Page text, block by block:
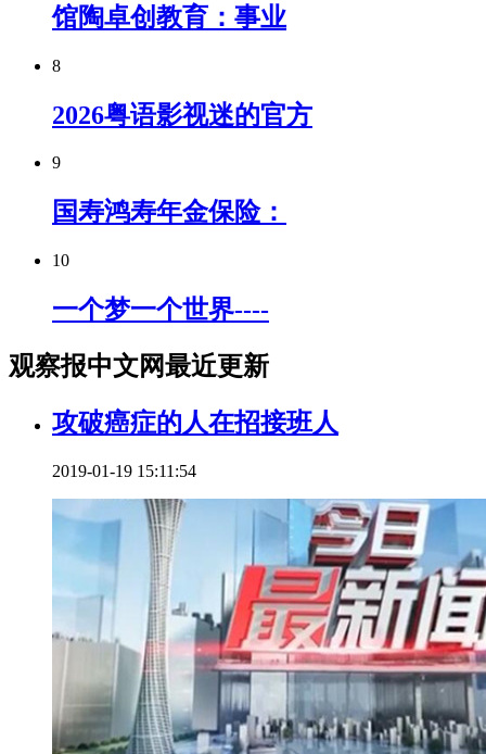
馆陶卓创教育：事业
8
2026粤语影视迷的官方
9
国寿鸿寿年金保险：
10
一个梦一个世界----
观察报中文网最近更新
攻破癌症的人在招接班人
2019-01-19 15:11:54